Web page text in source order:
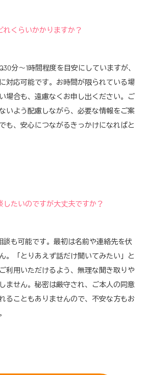
れくらいかかりますか？
分〜1時間程度を目安にしていますが、
対応可能です。お時間が限られている場
場合も、遠慮なくお申し出ください。ご
いよう配慮しながら、必要な情報をご案
も、安心につながるきっかけになればと
したいのですが大丈夫ですか？
談も可能です。最初は名前や連絡先を伏
。「とりあえず話だけ聞いてみたい」と
利用いただけるよう、無理な聞き取りや
ません。秘密は厳守され、ご本人の同意
ることもありませんので、不安な方もお